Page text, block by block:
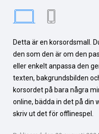
Detta är en korsordsmall.
den som den är om den
eller enkelt anpassa den
texten, bakgrundsbilden
korsordet på bara några
online, bädda in det på din
skriv ut det för offlinespel.